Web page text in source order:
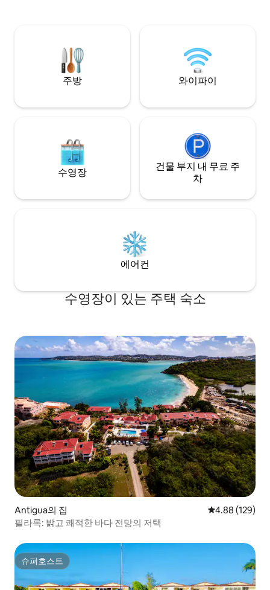
한 휴양지 또는 편안한 섬 숙박에 이상적입
주방 와이파이
수영장
건물 부지 내 무료 주
차
에어컨
수영장이 있는 주택 숙소
Antigua의 집 평점 4.88점(5
4.88 (129)
필라록: 밝고 쾌적한 바다 전망의 저택
슈퍼호스트
슈퍼호스트